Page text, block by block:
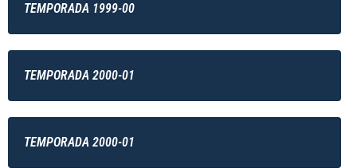
TEMPORADA 1999-00
TEMPORADA 2000-01
TEMPORADA 2000-01